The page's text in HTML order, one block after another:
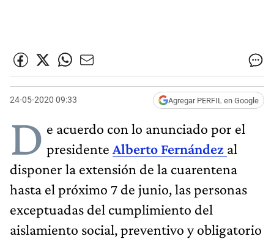
24-05-2020 09:33 Agregar PERFIL en Google
D e acuerdo con lo anunciado por el
presidente Alberto Fernández al
disponer la extensión de la cuarentena
hasta el próximo 7 de junio, las personas
exceptuadas del cumplimiento del
aislamiento social, preventivo y obligatorio